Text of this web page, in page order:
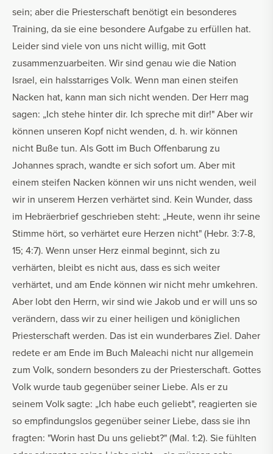
sein; aber die Priesterschaft benötigt ein besonderes
Training, da sie eine besondere Aufgabe zu erfüllen hat.
Leider sind viele von uns nicht willig, mit Gott
zusammenzuarbeiten. Wir sind genau wie die Nation
Israel, ein halsstarriges Volk. Wenn man einen steifen
Nacken hat, kann man sich nicht wenden. Der Herr mag
sagen: „Ich stehe hinter dir. Ich spreche mit dir!" Aber wir
können unseren Kopf nicht wenden, d. h. wir können
nicht Buße tun. Als Gott im Buch Offenbarung zu
Johannes sprach, wandte er sich sofort um. Aber mit
einem steifen Nacken können wir uns nicht wenden, weil
wir in unserem Herzen verhärtet sind. Kein Wunder, dass
im Hebräerbrief geschrieben steht: „Heute, wenn ihr seine
Stimme hört, so verhärtet eure Herzen nicht" (Hebr. 3:7-8,
15; 4:7). Wenn unser Herz einmal beginnt, sich zu
verhärten, bleibt es nicht aus, dass es sich weiter
verhärtet, und am Ende können wir nicht mehr umkehren.
Aber lobt den Herrn, wir sind wie Jakob und er will uns so
verändern, dass wir zu einer heiligen und königlichen
Priesterschaft werden. Das ist ein wunderbares Ziel. Daher
redete er am Ende im Buch Maleachi nicht nur allgemein
zum Volk, sondern besonders zu der Priesterschaft. Gottes
Volk wurde taub gegenüber seiner Liebe. Als er zu
seinem Volk sagte: „Ich habe euch geliebt", reagierten sie
so empfindungslos gegenüber seiner Liebe, dass sie ihn
fragten: "Worin hast Du uns geliebt?" (Mal. 1:2). Sie fühlten